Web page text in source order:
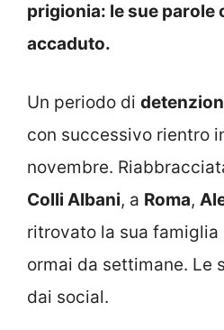
prigionia: le sue parole
accaduto.
Un periodo di
con successivo rientro
novembre.
Colli Albani, a Roma,
ritrovato la sua
ormai da settimane. Le
dai social.